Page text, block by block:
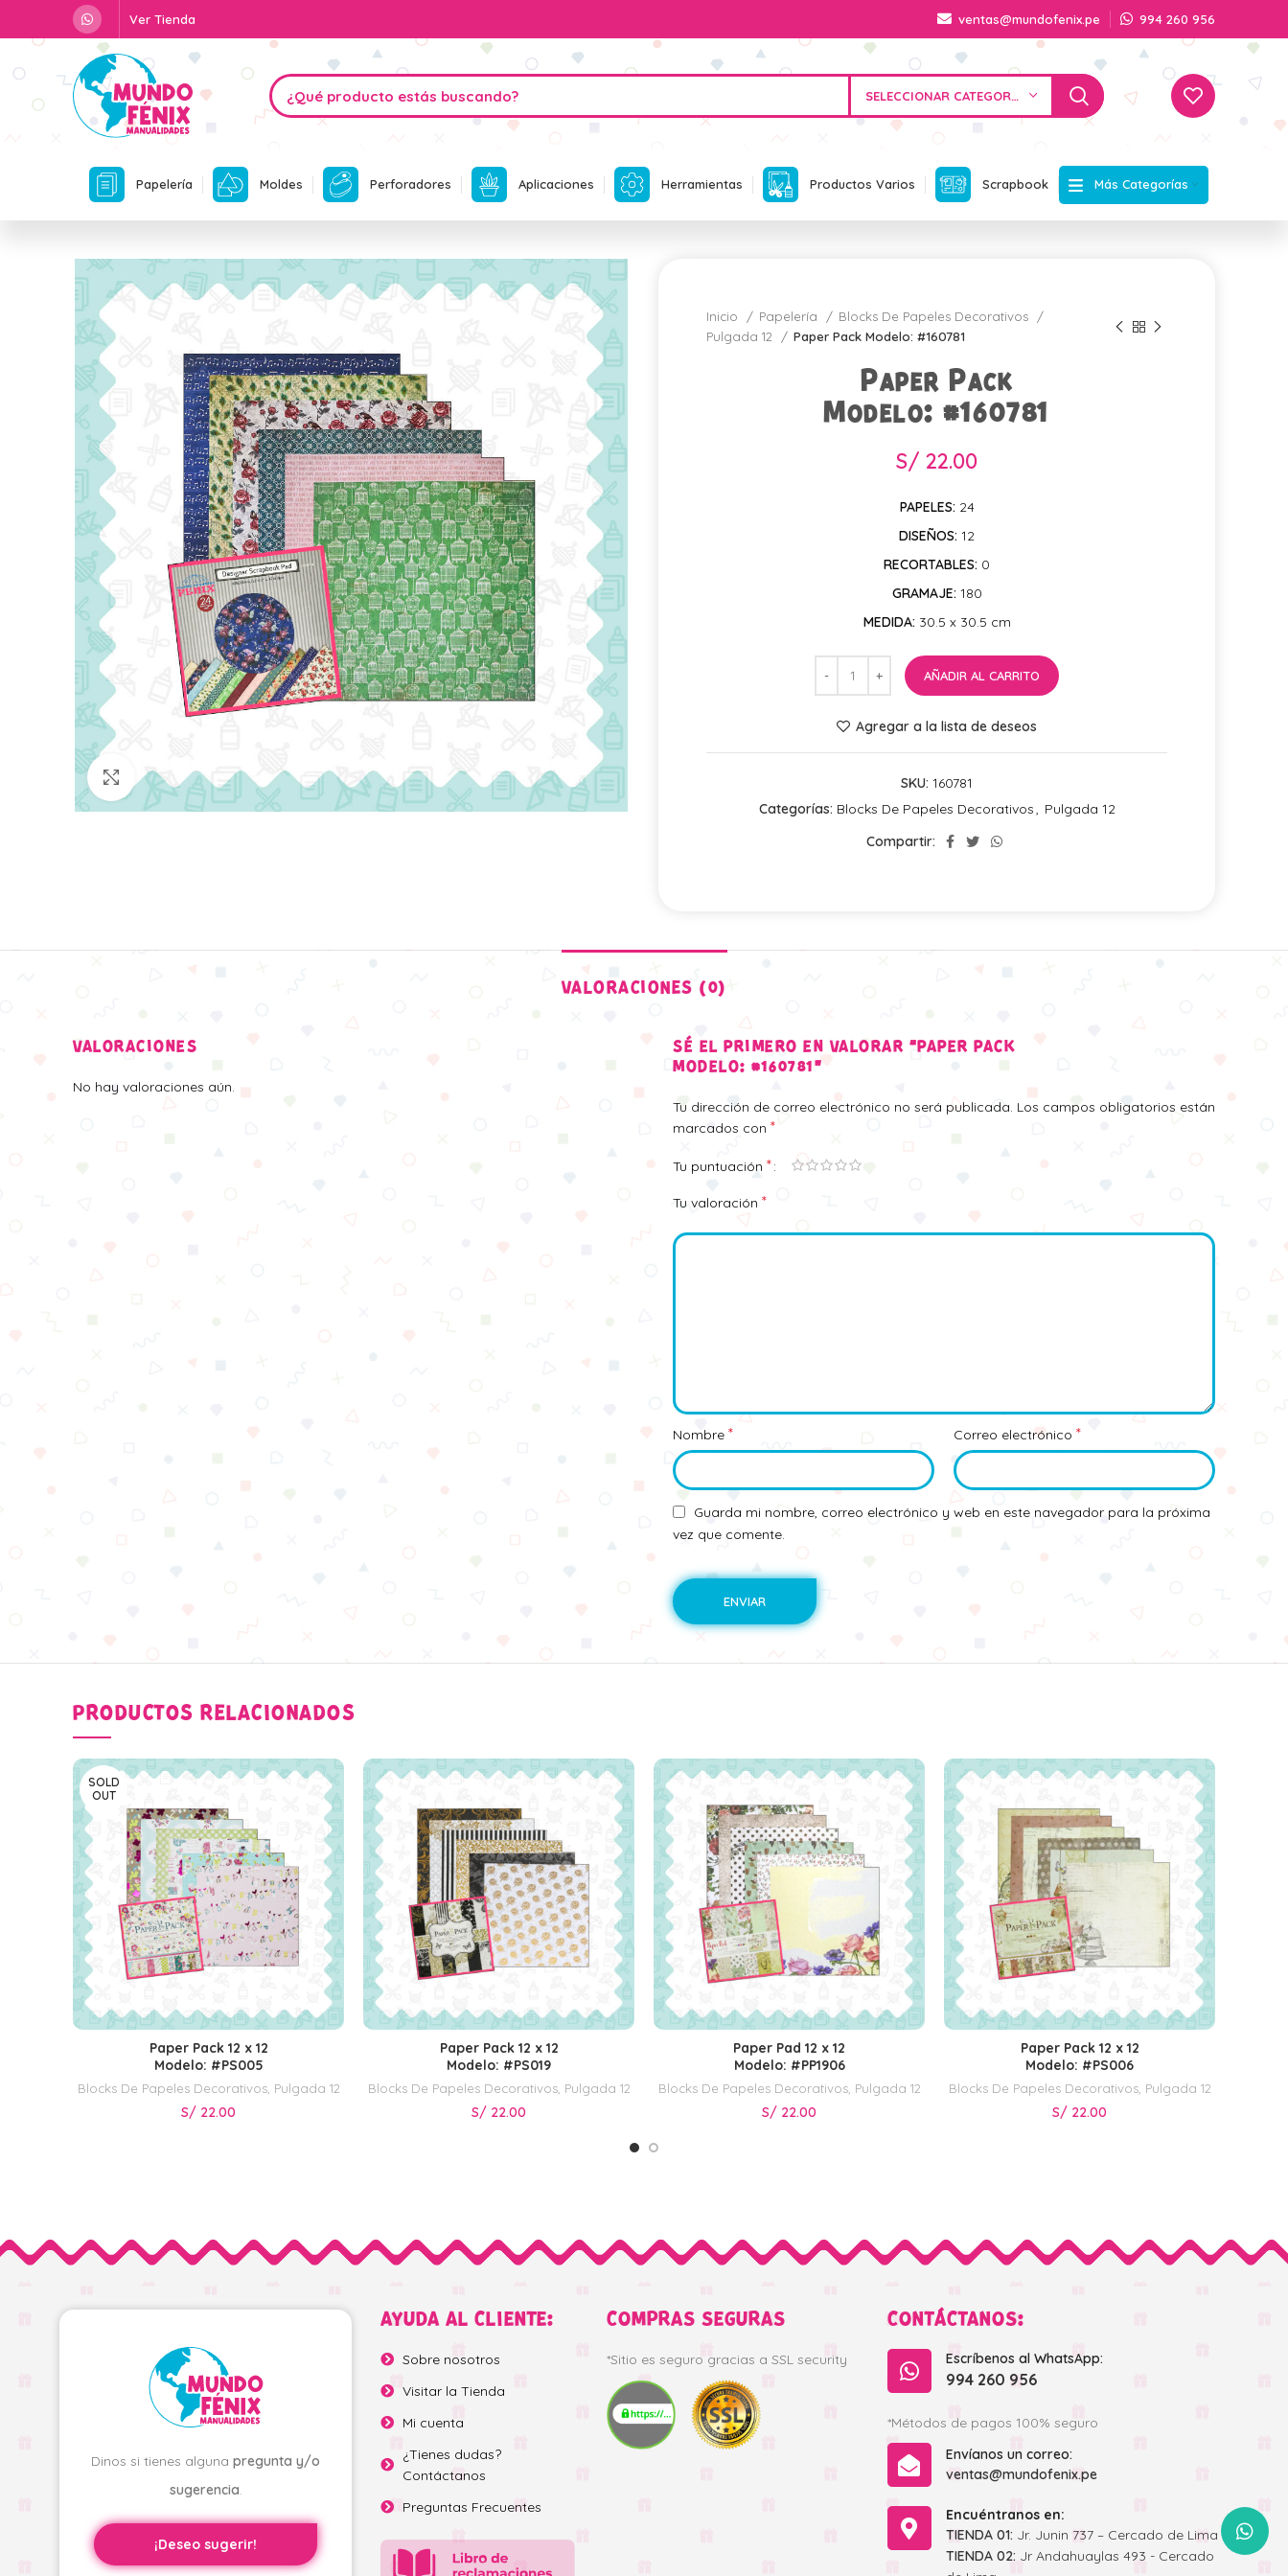
Ver Tienda ventas@mundofenix.pe 994 260 956
SELECCIONAR CATEGORÍA
Papelería Moldes Perforadores Aplicaciones Herramientas Productos Varios Scrapbook Más Categorías
Click para agrandar
Inicio Papelería
Blocks De Papeles Decorativos
Pulgada 12
Paper Pack Modelo: #160781
Paper Pack
Modelo: #160781
S/ 22.00
PAPELES: 24
DISEÑOS: 12
RECORTABLES: 0
GRAMAJE: 180
MEDIDA: 30.5 x 30.5 cm
AÑADIR AL CARRITO
Agregar a la lista de deseos
SKU: 160781
Categorías: Blocks De Papeles Decorativos, Pulgada 12
Compartir:
VALORACIONES (0)
VALORACIONES
No hay valoraciones aún.
SÉ EL PRIMERO EN VALORAR “PAPER PACK
MODELO: #160781”
Tu dirección de correo electrónico no será publicada. Los campos obligatorios están
marcados con *
Tu puntuación *
Tu valoración *
Nombre * Correo electrónico *
Guarda mi nombre, correo electrónico y web en este navegador para la próxima
vez que comente.
PRODUCTOS RELACIONADOS
SOLD
OUT
LEER MÁS
Paper Pack 12 x 12
Modelo: #PS005
Blocks De Papeles Decorativos, Pulgada 12
S/ 22.00
AÑADIR AL CARRITO
Paper Pack 12 x 12
Modelo: #PS019
Blocks De Papeles Decorativos, Pulgada 12
S/ 22.00
AÑADIR AL CARRITO
Paper Pad 12 x 12
Modelo: #PP1906
Blocks De Papeles Decorativos, Pulgada 12
S/ 22.00
AÑADIR AL CARRITO
Paper Pack 12 x 12
Modelo: #PS006
Blocks De Papeles Decorativos, Pulgada 12
S/ 22.00
Dinos si tienes alguna pregunta y/o
sugerencia.
¡Deseo sugerir!
AYUDA AL CLIENTE:
Sobre nosotros
Visitar la Tienda
Mi cuenta
¿Tienes dudas?
Contáctanos
Preguntas Frecuentes
COMPRAS SEGURAS
*Sitio es seguro gracias a SSL security
CONTÁCTANOS:
Escríbenos al WhatsApp:
994 260 956
*Métodos de pagos 100% seguro
Envíanos un correo:
ventas@mundofenix.pe
Encuéntranos en:
TIENDA 01: Jr. Junin 737 – Cercado de Lima
TIENDA 02: Jr Andahuaylas 493 - Cercado
WhatsApp